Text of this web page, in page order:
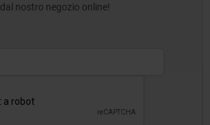
dal nostro negozio online!